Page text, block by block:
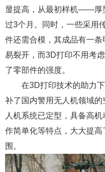
显提高，从最初样机——
过3个月。同时，一些采用
件还需合模，其成品有一
易裂开，而3D打印不用考
了零部件的强度。
在3D打印技术的助力下
补了国内警用无人机领域
人机系统已定型，具备高
作简单化等特点，大大提
围。